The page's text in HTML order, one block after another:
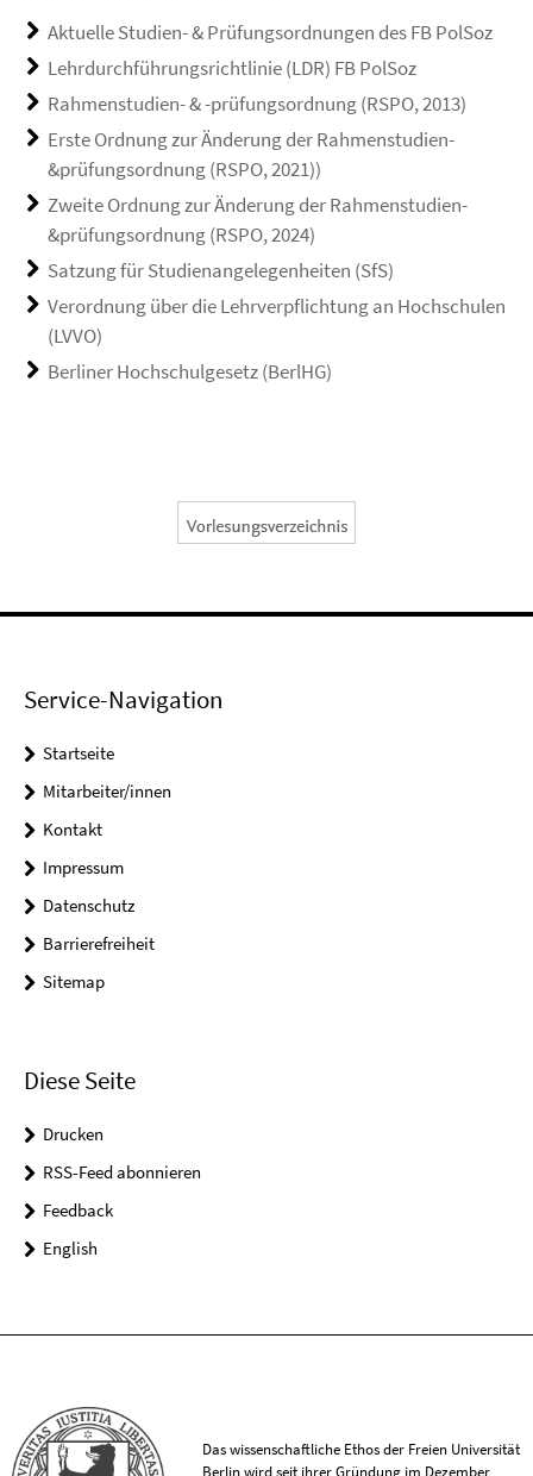
Aktuelle Studien- & Prüfungsordnungen des FB PolSoz
Lehrdurchführungsrichtlinie (LDR) FB PolSoz
Rahmenstudien- & -prüfungsordnung (RSPO, 2013)
Erste Ordnung zur Änderung der Rahmenstudien-
&prüfungsordnung (RSPO, 2021))
Zweite Ordnung zur Änderung der Rahmenstudien-
&prüfungsordnung (RSPO, 2024)
Satzung für Studienangelegenheiten (SfS)
Verordnung über die Lehrverpflichtung an Hochschulen
(LVVO)
Berliner Hochschulgesetz (BerlHG)
Service-Navigation
Startseite
Mitarbeiter/innen
Kontakt
Impressum
Datenschutz
Barrierefreiheit
Sitemap
Diese Seite
Drucken
RSS-Feed abonnieren
Feedback
English
Das wissenschaftliche Ethos der Freien Universität
Berlin wird seit ihrer Gründung im Dezember